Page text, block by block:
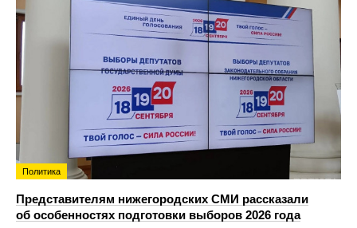
Политика
Представителям нижегородских СМИ рассказали
об особенностях подготовки выборов 2026 года